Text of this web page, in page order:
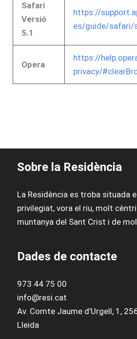
Safari
Versió
5.1
https://
es/guide/
Opera
https://
privacy/
Sobre la Residència
La Residència es troba situada
privilegiat, vora el riu, molt
muntanya del Sant Crist i de
Dades de contacte
973 44 75 00
info@resi.cat
Av. Comte Jaume d’Urgell, 1,
Lleida